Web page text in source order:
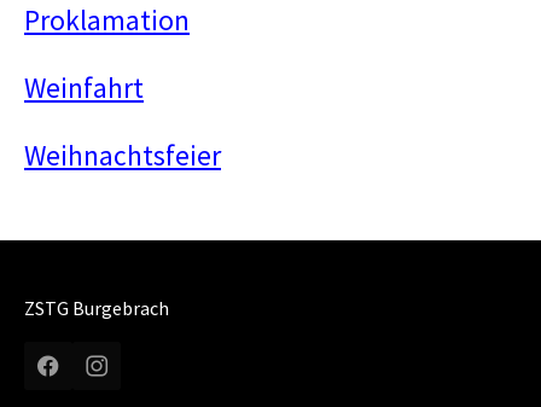
Proklamation
Weinfahrt
Weihnachtsfeier
ZSTG Burgebrach
FacebookInstagram